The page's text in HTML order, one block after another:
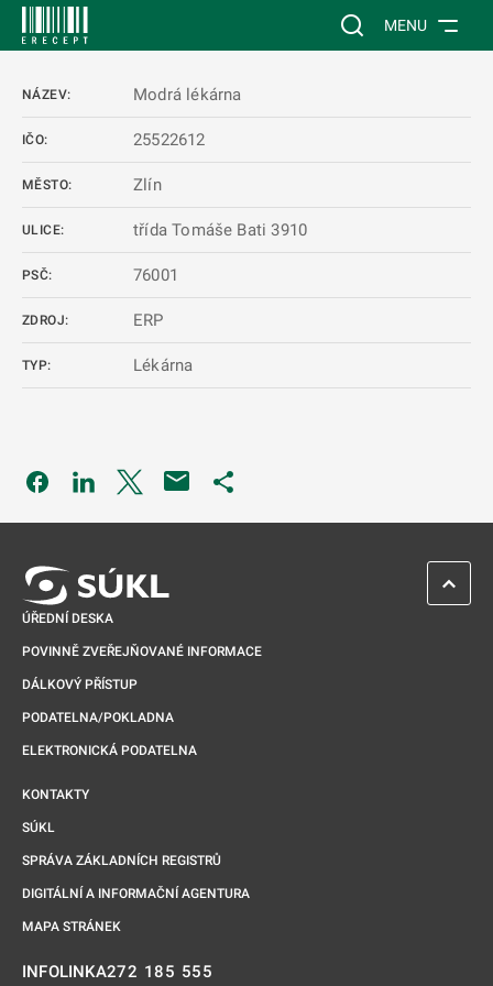
Vyhledávání na
MENU
NÁZEV: Modrá lékárna
IČO: 25522612
MĚSTO: Zlín
ULICE: třída Tomáše Bati 3910
PSČ: 76001
ZDROJ: ERP
TYP: Lékárna
Odkaz se otevře na nové kartě
Odkaz se otevře na nové kartě
Odkaz se otevře na nové kartě
ÚŘEDNÍ DESKA
POVINNĚ ZVEŘEJŇOVANÉ INFORMACE
DÁLKOVÝ PŘÍSTUP
PODATELNA/POKLADNA
ELEKTRONICKÁ PODATELNA
KONTAKTY
SÚKL
SPRÁVA ZÁKLADNÍCH REGISTRŮ
DIGITÁLNÍ A INFORMAČNÍ AGENTURA
MAPA STRÁNEK
INFOLINKA272 185 555
ZPĚT